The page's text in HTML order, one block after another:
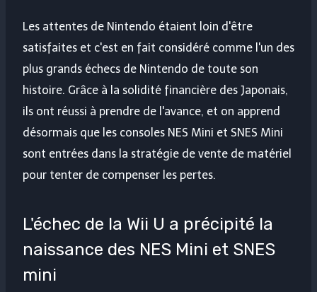
Les attentes de Nintendo étaient loin d'être
satisfaites et c'est en fait considéré comme l'un des
plus grands échecs de Nintendo de toute son
histoire. Grâce à la solidité financière des Japonais,
ils ont réussi à prendre de l'avance, et on apprend
désormais que les consoles NES Mini et SNES Mini
sont entrées dans la stratégie de vente de matériel
pour tenter de compenser les pertes.
L'échec de la Wii U a précipité la
naissance des NES Mini et SNES
mini